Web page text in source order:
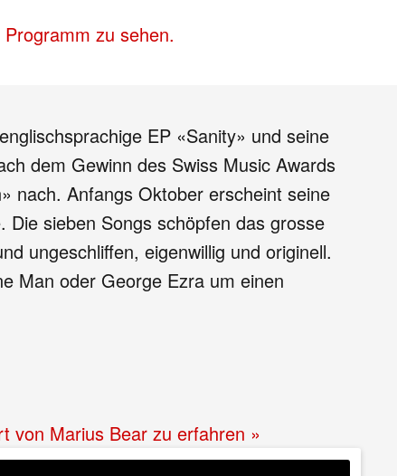
zu sehen.
EP «Sanity» und seine
dem Gewinn des Swiss Music Awards
nach. Anfangs Oktober erscheint seine
sieben Songs schöpfen das grosse
ungeschliffen, eigenwillig und originell.
Man oder George Ezra um einen
von Marius Bear zu erfahren »